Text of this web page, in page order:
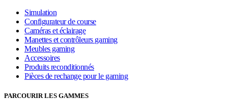
Simulation
Configurateur de course
Caméras et éclairage
Manettes et contrôleurs gaming
Meubles gaming
Accessoires
Produits reconditionnés
Pièces de rechange pour le gaming
PARCOURIR LES GAMMES